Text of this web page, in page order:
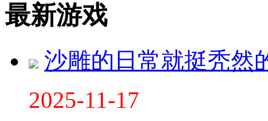
最新游戏
沙雕的日常就挺秃然
2025-11-17